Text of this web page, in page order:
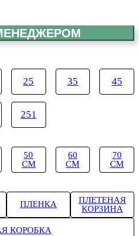
25 35 45
251
50
СМ
60
СМ
70
СМ
ПЛЕНКА
ПЛЕТЕНАЯ
КОРЗИНА
КОРОБКА